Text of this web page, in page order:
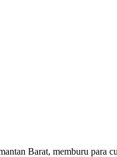
Barat, memburu para